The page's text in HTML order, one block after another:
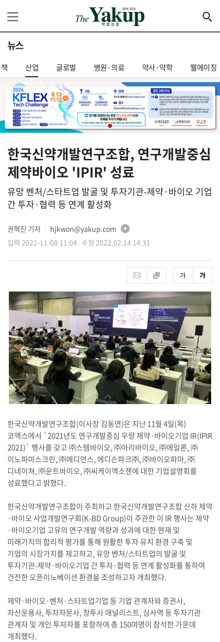
뉴스
산업 글로벌 병원·의료 약사·약학 웰에이징
한국신약개발연구조합, 연구개발중심
제약바이오 'IPIR' 성료
유망 벤처/스타트업 발굴 및 투자기관-제약·바이오 기업
간 투자·협력 등 연계 활성화
권혁진 기자
hjkwon@yakup.com
입력 2021-11-08 11:04 수정 2022.02.14 14:31
한국신약개발연구조합(이사장 김동연)은 지난 11월 4일(목)
코엑스에서 `2021년도 연구개발중심 우량 제약·바이오기업 IR(IPIR
2021)` 행사를 갖고 ㈜스템바이오, ㈜아리바이오, ㈜에일론, ㈜
이노파마스크린, ㈜메디언스, 메디슨파크㈜, ㈜바이오파마, ㈜
디네이쳐, ㈜운트바이오, ㈜씨케이엑소젠에 대한 기업설명회를
성료했다고 밝혔다.
한국신약개발연구조합이 주최하고 한국신약개발연구조합 산하 제약
·바이오 사업개발연구회(K-BD Group)이 주관한 이 IR 행사는 제약
·바이오기업 고유의 연구개발 역량과 성과에 대한 현재 및
미래가치의 합리적 평가를 통해 원활한 투자 유치 환경 구축 및
기업의 시장가치를 제고하고, 유망 벤처/스타트업의 발굴 및
투자기관-제약·바이오기업 간 투자·협력 등 연계 활성화를 통하여
건전한 오픈이노베이션 환경을 조성하고자 개최했다.
제약·바이오·벤처·스타트업기업 등 기업 관계자와 증권사,
자산운용사, 투자자문사, 창투사 애널리스트, 심사역 등 투자기관
관계자 및 개인 투자자를 포함하여 총 150여명이 참석한 가운데
개최했다.